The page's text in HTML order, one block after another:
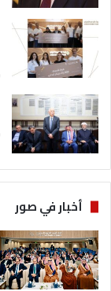
أخبار في صور